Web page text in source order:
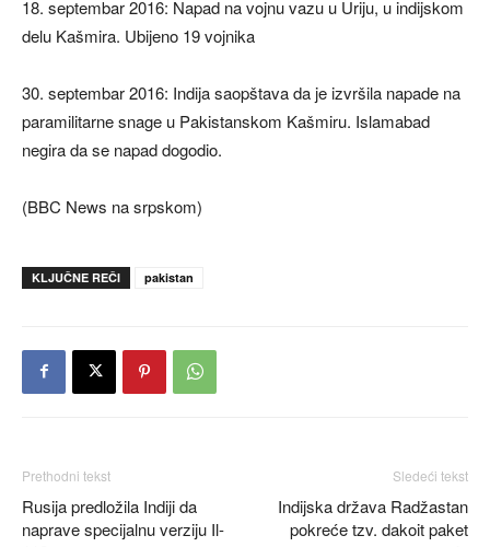
18. septembar 2016: Napad na vojnu vazu u Uriju, u indijskom
delu Kašmira. Ubijeno 19 vojnika
30. septembar 2016: Indija saopštava da je izvršila napade na
paramilitarne snage u Pakistanskom Kašmiru. Islamabad
negira da se napad dogodio.
(BBC News na srpskom)
KLJUČNE REČI pakistan
Prethodni tekst
Rusija predložila Indiji da
naprave specijalnu verziju Il-
Sledeći tekst
Indijska država Radžastan
pokreće tzv. dakoit paket